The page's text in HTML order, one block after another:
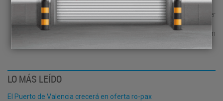
Miguel Rocher
mrocher@operinter.com
LO MÁS LEÍDO
El Puerto de Valencia crecerá en oferta ro-pax